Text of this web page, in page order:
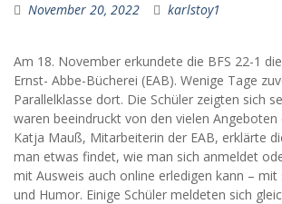
November 20, 2022 karlstoy1
Am 18. November erkundete die BFS 22-1
Ernst- Abbe-Bücherei (EAB). Wenige Tage
Parallelklasse dort. Die Schüler zeigten sich
waren beeindruckt von den vielen Angeboten
Katja Mauß, Mitarbeiterin der EAB, erklärte
man etwas findet, wie man sich anmeldet
mit Ausweis auch online erledigen kann – mit
und Humor. Einige Schüler meldeten sich